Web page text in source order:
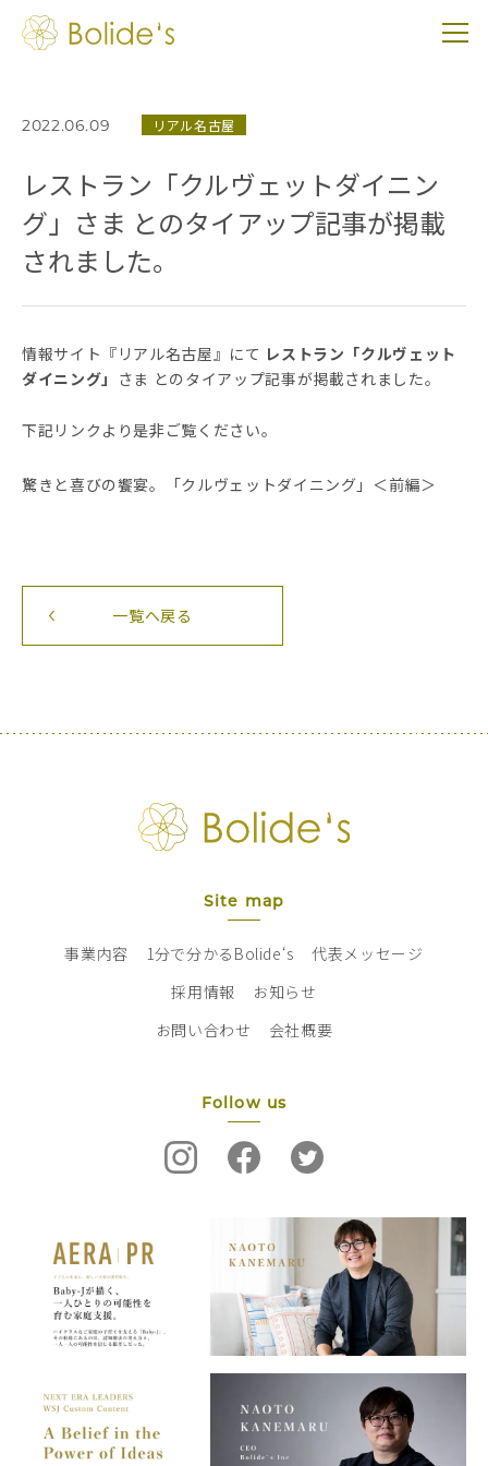
2022.06.09 リアル名古屋
レストラン「クルヴェットダイニン
グ」さま とのタイアップ記事が掲載
されました。
情報サイト『リアル名古屋』にて レストラン「クルヴェット
ダイニング」 さま とのタイアップ記事が掲載されました。
下記リンクより是非ご覧ください。
驚きと喜びの饗宴。「クルヴェットダイニング」＜前編＞
一覧へ戻る
Site map
事業内容 1分で分かるBolide‘s
代表メッセージ
採用情報
お知らせ
お問い合わせ
会社概要
Follow us